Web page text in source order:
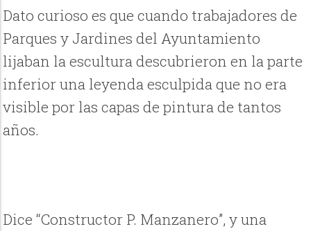
Dato curioso es que cuando trabajadores de
Parques y Jardines del Ayuntamiento
lijaban la escultura descubrieron en la parte
inferior una leyenda esculpida que no era
visible por las capas de pintura de tantos
años.
Dice “Constructor P. Manzanero”, y una